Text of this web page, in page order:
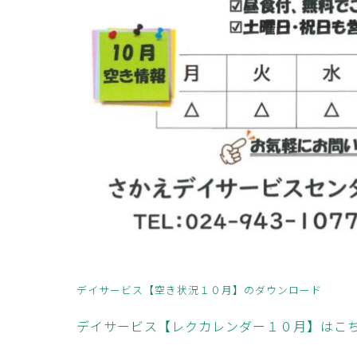
デイサービス【空き状況１０月】のダウンロード
デイサービス【レクカレンダー１０月】はこ